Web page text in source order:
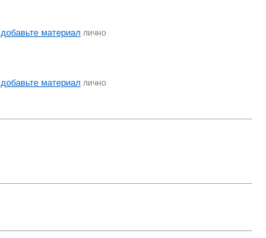
добавьте материал лично
добавьте материал лично